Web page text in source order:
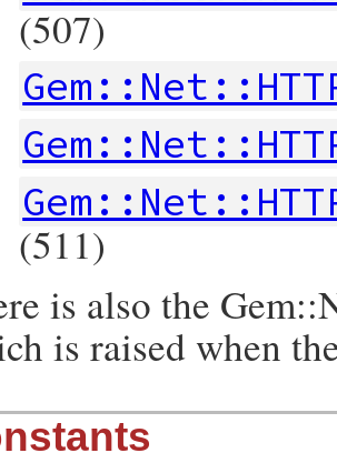
(507)
(511)
is also the
is raised when